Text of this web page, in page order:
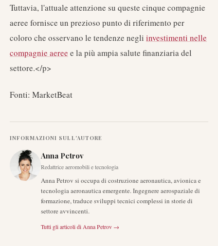
Tuttavia, l'attuale attenzione su queste cinque compagnie
aeree fornisce un prezioso punto di riferimento per
coloro che osservano le tendenze negli investimenti nelle
compagnie aeree e la più ampia salute finanziaria del
settore.</p>
Fonti: MarketBeat
INFORMAZIONI SULL'AUTORE
Anna Petrov
Redattrice aeromobili e tecnologia
Anna Petrov si occupa di costruzione aeronautica, avionica e
tecnologia aeronautica emergente. Ingegnere aerospaziale di
formazione, traduce sviluppi tecnici complessi in storie di
settore avvincenti.
Tutti gli articoli di Anna Petrov →